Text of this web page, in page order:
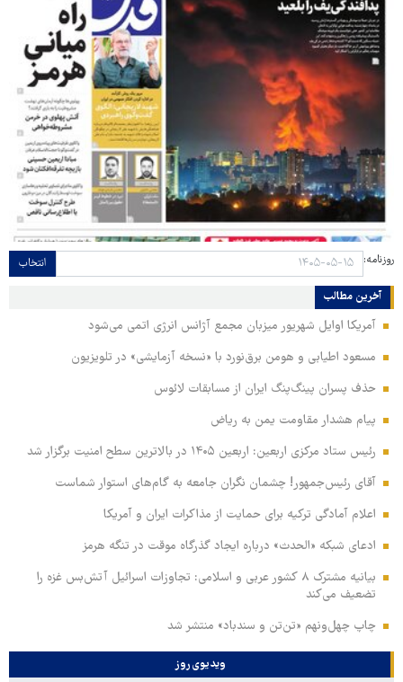
روزنامه: انتخاب
آخرین مطالب
آمریکا اوایل شهریور میزبان مجمع آژانس انرژی اتمی می‌شود
مسعود اطیابی و هومن برق‌نورد با «نسخه آزمایشی» در تلویزیون
حذف پسران پینگ‌پنگ ایران از مسابقات لائوس
پیام هشدار مقاومت یمن به ریاض
رئیس ستاد مرکزی اربعین: اربعین ۱۴۰۵ در بالاترین سطح امنیت برگزار شد
آقای رئیس‌جمهور! چشمان نگران جامعه به گام‌های استوار شماست
اعلام آمادگی ترکیه برای حمایت از مذاکرات ایران و آمریکا
ادعای شبکه «الحدث» درباره ایجاد گذرگاه موقت در تنگه هرمز
بیانیه مشترک ۸ کشور عربی و اسلامی: تجاوزات اسرائیل آتش‌بس غزه را
تضعیف می‌کند
چاپ چهل‌ونهم «تن‌تن و سندباد» منتشر شد
ویدیوی روز